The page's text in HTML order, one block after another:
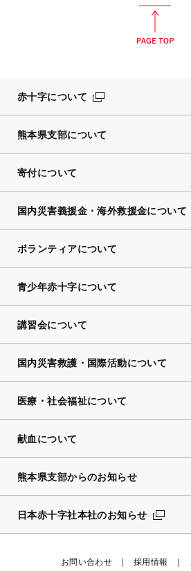
赤十字について
熊本県支部について
寄付について
国内災害義援金・海外救援金について
ボランティアについて
青少年赤十字について
講習会について
国内災害救護・国際活動について
医療・社会福祉について
献血について
熊本県支部からのお知らせ
日本赤十字社本社のお知らせ
お問い合わせ 採用情報